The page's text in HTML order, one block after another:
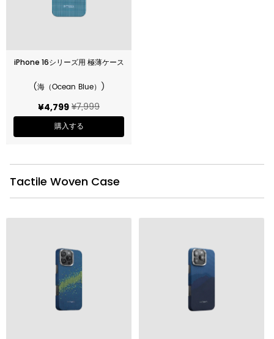
iPhone 16シリーズ用 極薄ケース
(海（Ocean Blue）)
¥4,799 ¥7,999
購入する
Tactile Woven Case